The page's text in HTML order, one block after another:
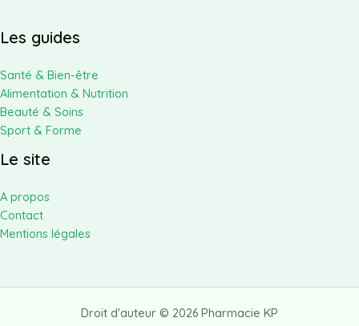
Les guides
Santé & Bien-être
Alimentation & Nutrition
Beauté & Soins
Sport & Forme
Le site
A propos
Contact
Mentions légales
Droit d'auteur © 2026 Pharmacie KP